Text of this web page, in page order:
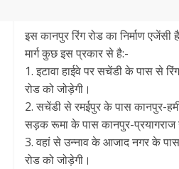
इस कानपुर रिंग रोड का निर्माण
मार्ग कुछ इस प्रकार से है:-
1. इटावा हाईवे पर सचेंडी के पास से
रोड को जोड़ेगी।
2. सचेंडी से रमईपुर के पास कानपुर-
सड़क रूमा के पास कानपुर-प्रयागराज
3. वहां से उन्नाव के आजाद नगर के
रोड को जोड़ेगी।